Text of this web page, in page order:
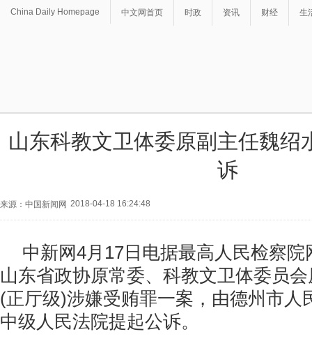
China Daily Homepage 中文网首页 时政 资讯 财经 生
山东科教文卫体委原副主任魏绍
诉
来源：中国新闻网 2018-04-18 16:24:48
中新网4月17日电据最高人民检察
山东省政协原常委、科教文卫体委员
(正厅级)涉嫌受贿罪一案，由德州市人
中级人民法院提起公诉。